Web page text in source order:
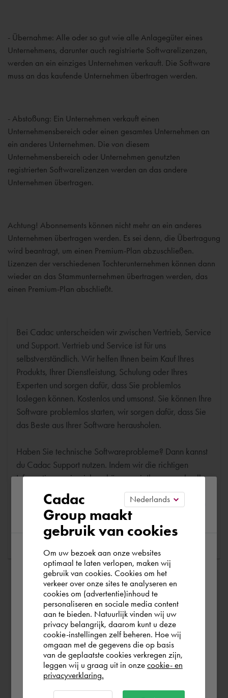
- Übernahme: Alle oder so gut wie alle Anlagegüter eines
Unternehmens, darunter auch registrierte Softwarelizenzen,
werden an ein einziges Unternehmen verkauft. Die Software
muss an das kaufende Unternehmen übertragen werden.
- Abstoßung: Ein Unternehmen verkauft einen
Unternehmensbereich oder einen gesamtes Unternehmen an
ein anderes Unternehmen. Die von diesem
Unternehmensbereich oder Unternehmen genutzten
registrierten Softwarelizenzen werden an das andere
Unternehmen übertragen.
Achtung! Abonnements können nicht mehr an ein anderes
Unternehmen übertragen werden. Es sei denn, die Übertragung
wird beantragt, um einen Premium-Plan abzuschließen.
Lizenzen der verschiedenen Tochterunternehmen können dann
wieder an das Stammunternehmen übertragen werden, das
einen Premium-Plan abschließt.
Bei Cadac unterscheiden wir zwischen Vertrieb, Service
und Support. Vertrieb und Service ist für uns
selbstverständlich. Wir helfen Ihnen beim Kauf Ihres
Produkts, Ihrer Dienstleistung, Schulung oder Ihres
Experten und sorgen dafür, dass Sie problemlos
loslegen können. Kostenlos und umsonst. Sie können Ihre
Software problemlos starten, wir sorgen dafür, dass Sie
das Beste aus Ihrer Software herausholen.
Haben Sie technische Softwareprobleme? Dann kannst
du Cadac Support nutzen. Indem wir die richtigen
Informationen einreichen, können wir Ihnen so schnell
wie möglich helfen
Stellen Sie eine Frage
Please confirm your current
region
According to us you are situated in Rest of
the world. Please confirm in which country
you wish to shop.
Österreich
Rest of the world
Cadac
Group maakt
gebruik van cookies
Om uw bezoek aan onze websites
optimaal te laten verlopen, maken wij
gebruik van cookies. Cookies om het
verkeer over onze sites te analyseren en
cookies om (advertentie)inhoud te
personaliseren en sociale media content
aan te bieden. Natuurlijk vinden wij uw
privacy belangrijk, daarom kunt u deze
cookie-instellingen zelf beheren. Hoe wij
omgaan met de gegevens die op basis
van de geplaatste cookies verkregen zijn,
leggen wij u graag uit in onze cookie- en
privacyverklaring.